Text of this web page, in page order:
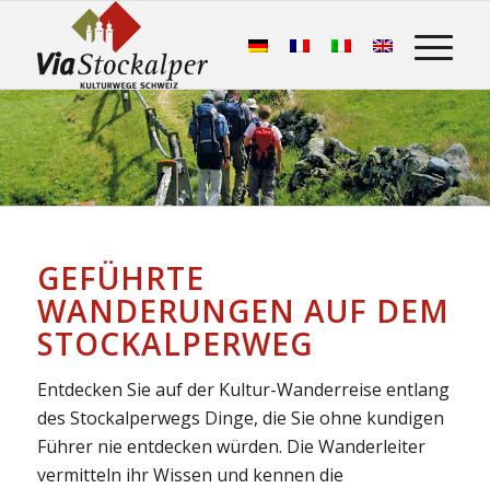
GEFÜHRTE
WANDERUNGEN AUF DEM
STOCKALPERWEG
Entdecken Sie auf der Kultur-Wanderreise entlang
des Stockalperwegs Dinge, die Sie ohne kundigen
Führer nie entdecken würden. Die Wanderleiter
vermitteln ihr Wissen und kennen die